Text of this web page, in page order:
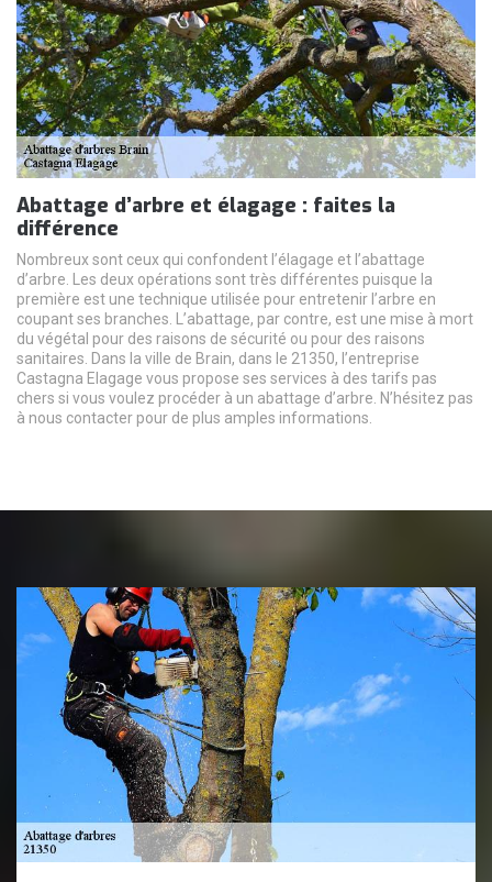
Abattage d’arbre et élagage : faites la
différence
Nombreux sont ceux qui confondent l’élagage et l’abattage
d’arbre. Les deux opérations sont très différentes puisque la
première est une technique utilisée pour entretenir l’arbre en
coupant ses branches. L’abattage, par contre, est une mise à mort
du végétal pour des raisons de sécurité ou pour des raisons
sanitaires. Dans la ville de Brain, dans le 21350, l’entreprise
Castagna Elagage vous propose ses services à des tarifs pas
chers si vous voulez procéder à un abattage d’arbre. N’hésitez pas
à nous contacter pour de plus amples informations.